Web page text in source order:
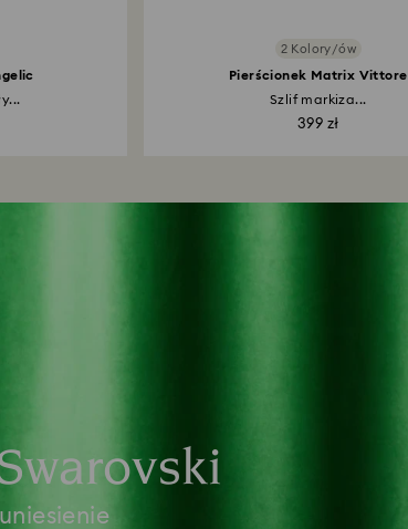
2 Kolory/ów
Pierścionek Matrix Vittore
Szlif markiza...
399 zł